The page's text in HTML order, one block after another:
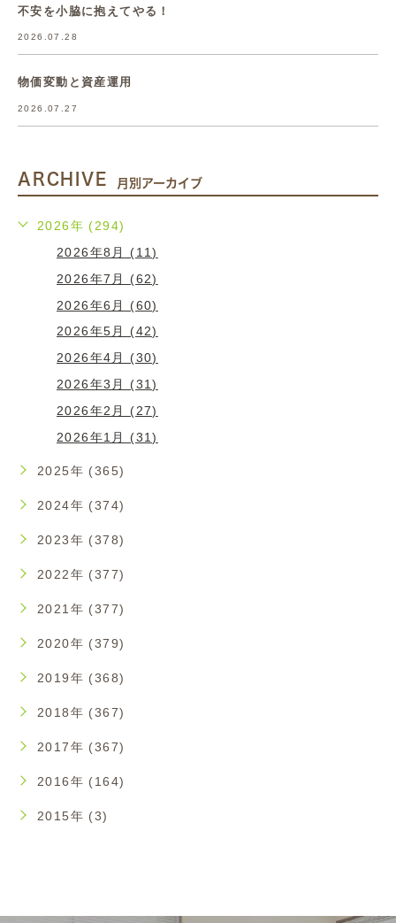
不安を小脇に抱えてやる！
2026.07.28
物価変動と資産運用
2026.07.27
ARCHIVE 月別アーカイブ
2026年 (294)
2026年8月 (11)
2026年7月 (62)
2026年6月 (60)
2026年5月 (42)
2026年4月 (30)
2026年3月 (31)
2026年2月 (27)
2026年1月 (31)
2025年 (365)
2024年 (374)
2023年 (378)
2022年 (377)
2021年 (377)
2020年 (379)
2019年 (368)
2018年 (367)
2017年 (367)
2016年 (164)
2015年 (3)